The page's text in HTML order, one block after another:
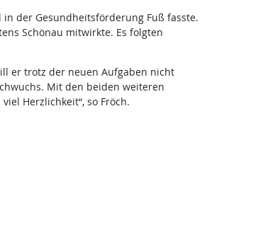
der Gesundheitsförderung Fuß fasste.
Schönau mitwirkte. Es folgten
er trotz der neuen Aufgaben nicht
Mit den beiden weiteren
Herzlichkeit“, so Fröch.